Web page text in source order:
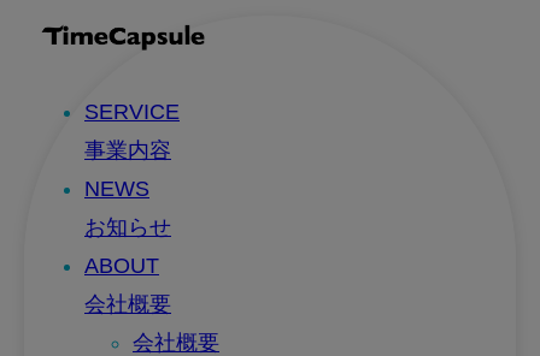
SERVICE
事業内容
NEWS
お知らせ
ABOUT
会社概要
会社概要